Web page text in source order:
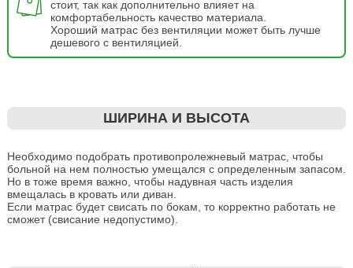
стоит, так как дополнительно влияет на
комфортабельность качество материала.
Хороший матрас без вентиляции может быть лучше
дешевого с вентиляцией.
ШИРИНА И ВЫСОТА
Необходимо подобрать противопролежневый матрас, чтобы
больной на нем полностью умещался с определенным запасом.
Но в тоже время важно, чтобы надувная часть изделия
вмещалась в кровать или диван.
Если матрас будет свисать по бокам, то корректно работать не
сможет (свисание недопустимо).